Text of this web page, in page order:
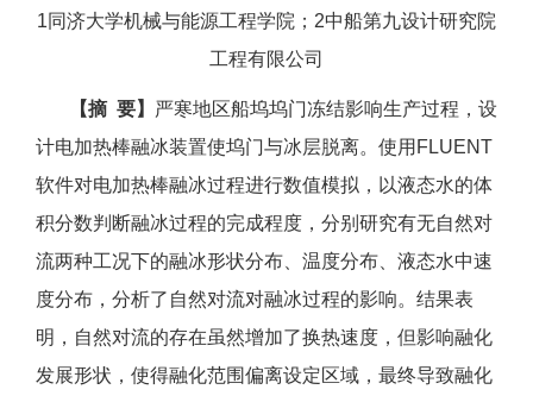
1同济大学机械与能源工程学院；2中船第九设计研究院
工程有限公司
【摘 要】 严寒地区船坞坞门冻结影响生产过程，设
计电加热棒融冰装置使坞门与冰层脱离。使用FLUENT
软件对电加热棒融冰过程进行数值模拟，以液态水的体
积分数判断融冰过程的完成程度，分别研究有无自然对
流两种工况下的融冰形状分布、温度分布、液态水中速
度分布，分析了自然对流对融冰过程的影响。结果表
明，自然对流的存在虽然增加了换热速度，但影响融化
发展形状，使得融化范围偏离设定区域，最终导致融化